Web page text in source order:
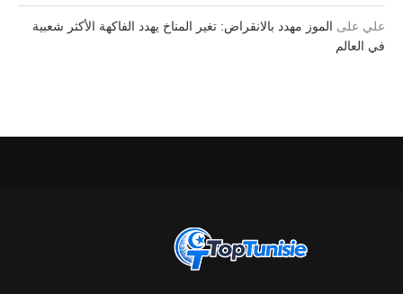
علي على الموز مهدد بالانقراض: تغير المناخ يهدد الفاكهة الأكثر شعبية
في العالم